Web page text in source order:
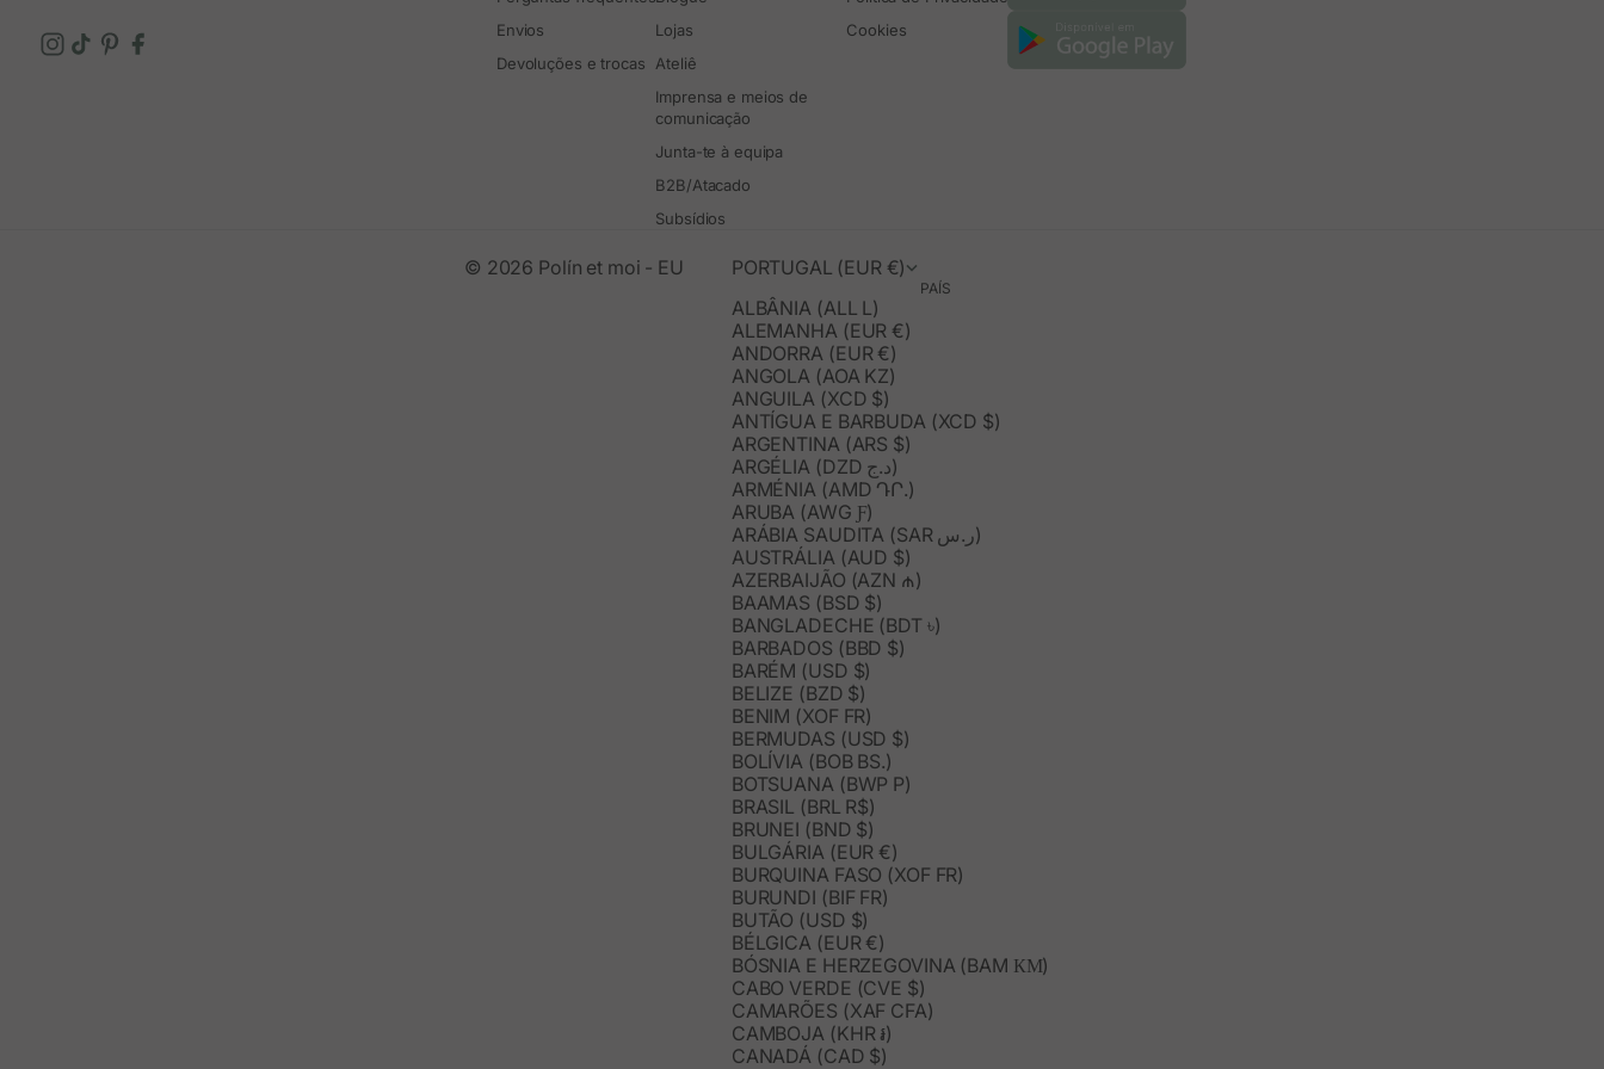
Envios
Devoluções e trocas
Lojas
Ateliê
Imprensa e meios de
comunicação
Junta-te à equipa
B2B/Atacado
Subsídios
Cookies
PORTUGAL (EUR €)
PAÍS
ALBÂNIA (ALL L)
ALEMANHA (EUR €)
ANDORRA (EUR €)
ANGOLA (AOA KZ)
ANGUILA (XCD $)
ANTÍGUA E BARBUDA (XCD $)
ARGENTINA (ARS $)
ARGÉLIA (DZD د.ج)
ARMÉNIA (AMD ԴՐ.)
ARUBA (AWG Ƒ)
ARÁBIA SAUDITA (SAR ر.س)
AUSTRÁLIA (AUD $)
AZERBAIJÃO (AZN ₼)
BAAMAS (BSD $)
BANGLADECHE (BDT ৳)
BARBADOS (BBD $)
BARÉM (USD $)
BELIZE (BZD $)
BENIM (XOF FR)
BERMUDAS (USD $)
BOLÍVIA (BOB BS.)
BOTSUANA (BWP P)
BRASIL (BRL R$)
BRUNEI (BND $)
BULGÁRIA (EUR €)
BURQUINA FASO (XOF FR)
BURUNDI (BIF FR)
BUTÃO (USD $)
BÉLGICA (EUR €)
BÓSNIA E HERZEGOVINA (BAM КМ)
CABO VERDE (CVE $)
CAMARÕES (XAF CFA)
CAMBOJA (KHR ៛)
CANADÁ (CAD $)
© 2026 Polín et moi - EU